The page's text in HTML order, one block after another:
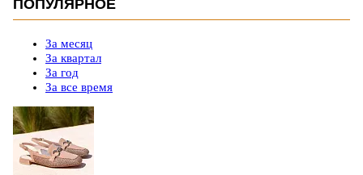
ПОПУЛЯРНОЕ
За месяц
За квартал
За год
За все время